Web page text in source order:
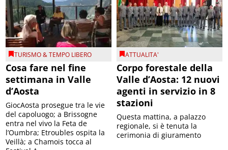
TURISMO & TEMPO LIBERO
Cosa fare nel fine
settimana in Valle
d’Aosta
GiocAosta prosegue tra le vie
del capoluogo; a Brissogne
entra nel vivo la Feta de
l’Oumbra; Etroubles ospita la
Veillà; a Chamois tocca al
ATTUALITA'
Corpo forestale della
Valle d’Aosta: 12 nuovi
agenti in servizio in 8
stazioni
Questa mattina, a palazzo
regionale, si è tenuta la
cerimonia di giuramento